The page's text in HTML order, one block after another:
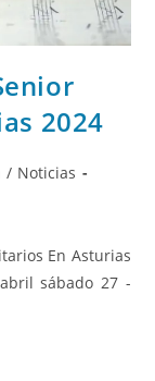
2024
/ Noticias
En Asturias
sábado 27 -